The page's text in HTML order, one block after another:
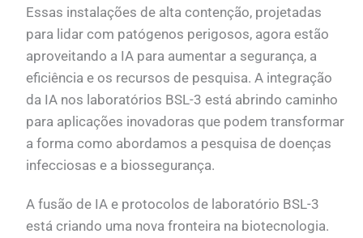
Essas instalações de alta contenção, projetadas
para lidar com patógenos perigosos, agora estão
aproveitando a IA para aumentar a segurança, a
eficiência e os recursos de pesquisa. A integração
da IA nos laboratórios BSL-3 está abrindo caminho
para aplicações inovadoras que podem transformar
a forma como abordamos a pesquisa de doenças
infecciosas e a biossegurança.
A fusão de IA e protocolos de laboratório BSL-3
está criando uma nova fronteira na biotecnologia.